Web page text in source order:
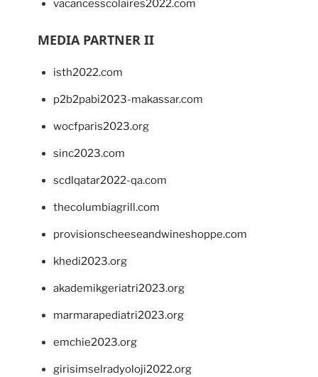
vacancesscolaires2022.com
MEDIA PARTNER II
isth2022.com
p2b2pabi2023-makassar.com
wocfparis2023.org
sinc2023.com
scdlqatar2022-qa.com
thecolumbiagrill.com
provisionscheeseandwineshoppe.com
khedi2023.org
akademikgeriatri2023.org
marmarapediatri2023.org
emchie2023.org
girisimselradyoloji2022.org